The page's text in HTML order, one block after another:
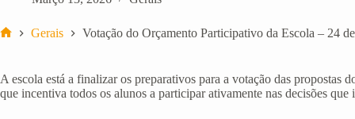
Gerais Votação do Orçamento Participativo da Escola – 24
A escola está a finalizar os preparativos para a votação das propostas
que incentiva todos os alunos a participar ativamente nas decisões